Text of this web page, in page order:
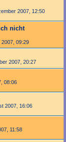
2007, 12:50
nicht
09:29
2007, 20:27
08:06
2007, 16:06
11:58